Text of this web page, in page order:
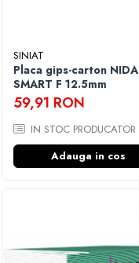
SINIAT
Placa gips-carton NIDA
SMART F 12.5mm
59,91 RON
IN STOC PRODUCATOR
Adauga in cos